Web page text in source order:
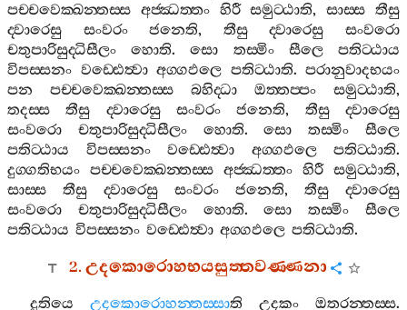
පච‍්චවෙක‍්ඛන‍්තස‍්ස අජ‍්ඣත‍්තං හිරී සමුට‍්ඨාති,සාස‍්ස තීසු
ද‍්වාරෙසු
සංවරං ජනෙති, තීසු ද‍්වාරෙසු
සංවරො
චතුපාරිසුද‍්ධිසීලං
හොති.සො තස‍්මිං සීලෙ
පතිට‍්ඨාය
විපස‍්සනං වඩ‍්ඪෙත්‍වා අග‍්ගඵලෙ පතිට‍්ඨාති. පරානුවාදභයං
පන
පච‍්චවෙක‍්ඛන‍්තස‍්ස බහිද‍්ධා ඔත‍්තප‍්පං සමුට‍්ඨාති,
තදස‍්ස
තීසු ද‍්වාරෙසු සංවරං ජනෙති, තීසු
ද‍්වාරෙසු
සංවරො
චතුපාරිසුද‍්ධිසීලං හොති.සො තස‍්මිං
සීලෙ
පතිට‍්ඨාය
විපස‍්සනං වඩ‍්ඪෙත්‍වා අග‍්ගඵලෙ පතිට‍්ඨාති.
දුග‍්ගතිභයං පච‍්චවෙක‍්ඛන‍්තස‍්ස අජ‍්ඣත‍්තං හිරී සමුට‍්ඨාති,
සාස‍්ස
තීසු ද‍්වාරෙසු සංවරං ජනෙති, තීසු
ද‍්වාරෙසු
සංවරො
චතුපාරිසුද‍්ධිසීලං හොති.සො තස‍්මිං
සීලෙ
පතිට‍්ඨාය විපස‍්සනං වඩ‍්ඪෙත්‍වා අග‍්ගඵලෙ පතිට‍්ඨාති.
2.උදකොරොහභයසුත‍්තවණ‍්ණනා
දුතියෙ උදකොරොහන‍්තස‍්සාති උදකං ඔතරන‍්තස‍්ස.